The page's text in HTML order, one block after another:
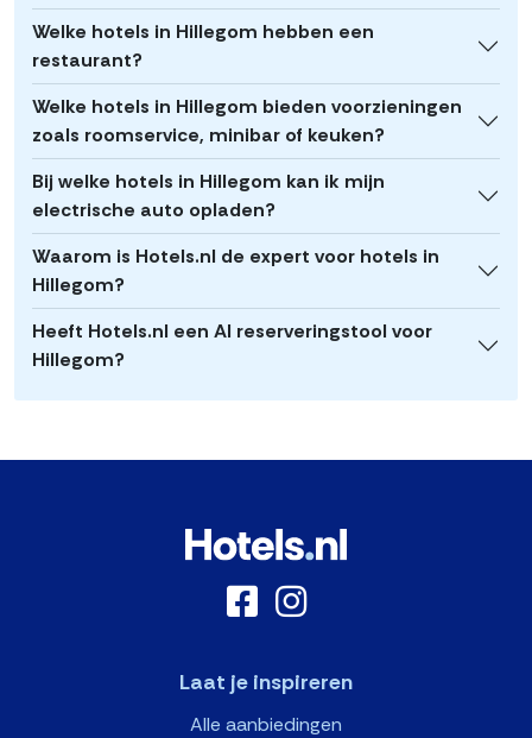
Welke hotels in Hillegom hebben een
restaurant?
Welke hotels in Hillegom bieden voorzieningen
zoals roomservice, minibar of keuken?
Bij welke hotels in Hillegom kan ik mijn
electrische auto opladen?
Waarom is Hotels.nl de expert voor hotels in
Hillegom?
Heeft Hotels.nl een AI reserveringstool voor
Hillegom?
Laat je inspireren
Alle aanbiedingen